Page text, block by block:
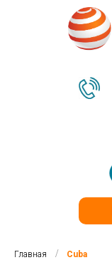
Главная / Cuba